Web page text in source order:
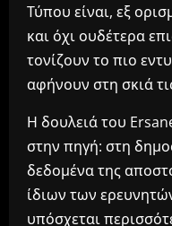
Τύπου είναι, εξ
και όχι ουδέτερα
τονίζουν το πιο
αφήνουν στη σκιά
Η δουλειά του
στην πηγή: στη
δεδομένα της
ίδιων των
υπόσχεται